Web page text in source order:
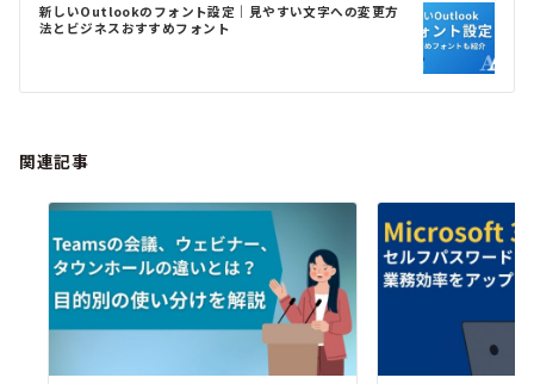
新しいOutlookのフォント設定｜見やすい文字への変更方
法とビジネスおすすめフォント
関連記事